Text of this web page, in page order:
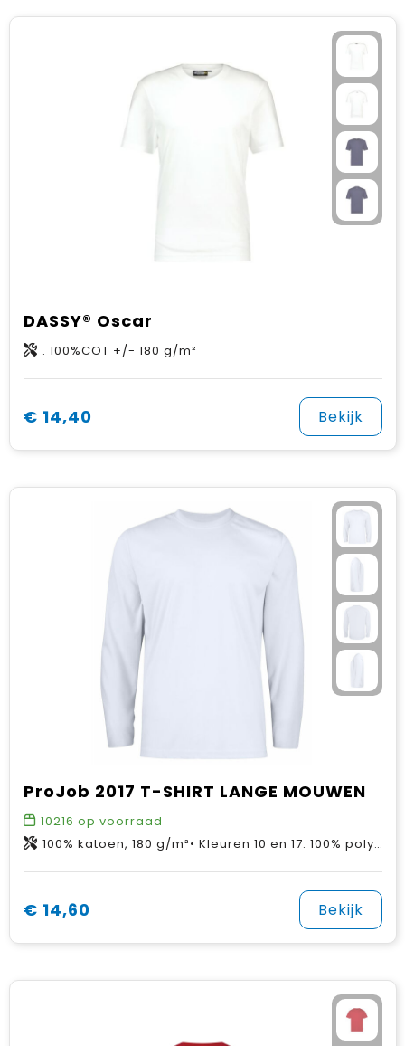
DASSY® Oscar
. 100%COT +/- 180 g/m²
€ 14,40 Bekijk
ProJob 2017 T-SHIRT LANGE MOUWEN
10216 op voorraad
100% katoen, 180 g/m²• Kleuren 10 en 17: 100% polyester, 200g/m²
€ 14,60 Bekijk